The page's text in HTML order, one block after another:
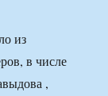
из
в числе
,